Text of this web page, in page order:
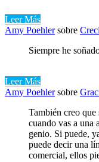
Leer Más
Amy Poehlersobre
Siempre he
Leer Más
Amy Poehlersobre
También creo que
cuando vas a una
genio. Si puede,
puede decir una
comercial, ellos